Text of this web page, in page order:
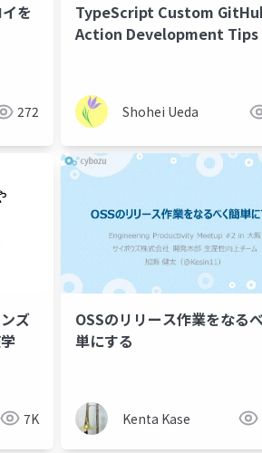
を
272
TypeScript Custom
Action Development Tips
Shohei Ueda
ズ
7K
OSSのリリース作業をなる
単にする
Kenta Kase